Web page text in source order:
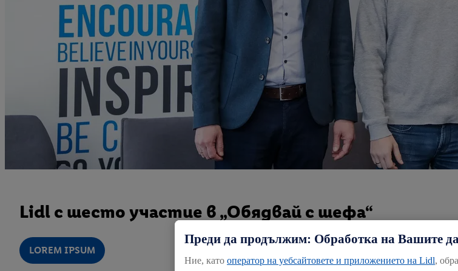
Lidl с шесто участие в „Обядвай с шефа“
LOREM IPSUM
Преди да продължим: Обработка на Вашите
Ние, като оператор на уебсайтовете и приложението на Lidl,